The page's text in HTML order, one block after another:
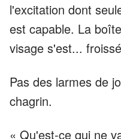
l'excitation dont
est capable. La
visage s'est...
Pas des larmes de
chagrin.
« Qu'est-ce qui ne